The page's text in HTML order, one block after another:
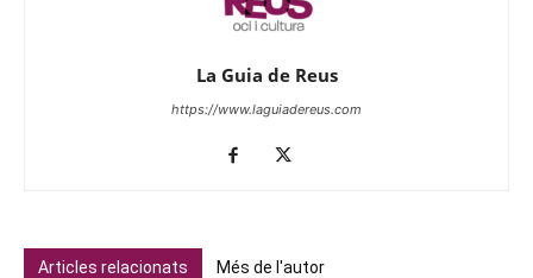
La Guia de Reus
https://www.laguiadereus.com
Articles relacionats Més de l'autor